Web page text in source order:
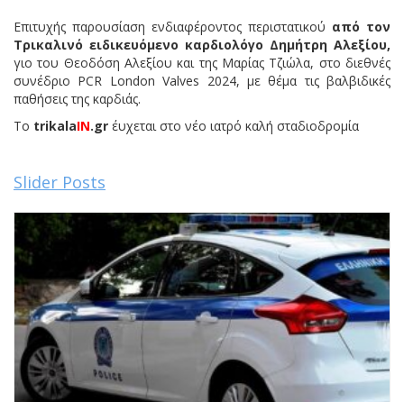
Επιτυχής παρουσίαση ενδιαφέροντος περιστατικού από τον
Τρικαλινό ειδικευόμενο καρδιολόγο Δημήτρη Αλεξίου,
γιο του Θεοδόση Αλεξίου και της Μαρίας Τζιώλα, στο διεθνές
συνέδριο PCR London Valves 2024, με θέμα τις βαλβιδικές
παθήσεις της καρδιάς.
Tο trikalaIN.gr έυχεται στο νέο ιατρό καλή σταδιοδρομία
Slider Posts